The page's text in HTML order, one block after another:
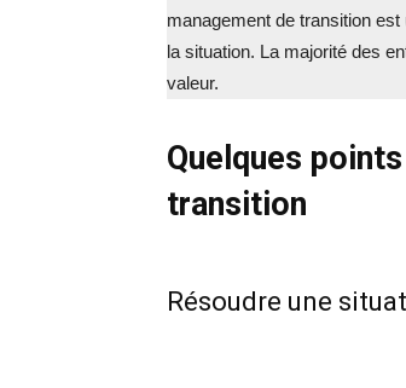
management de transition
la situation. La majorité des
valeur.
Quelques
transition
Résoudre une